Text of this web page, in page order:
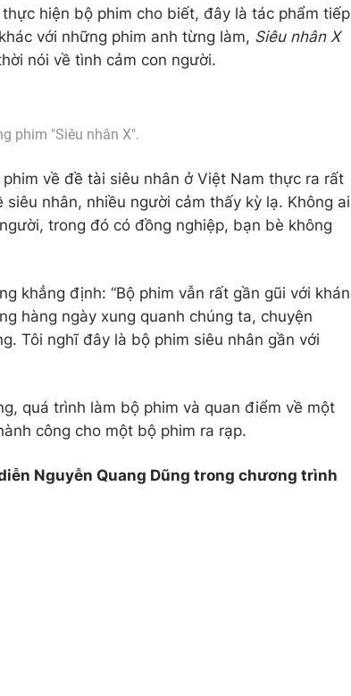
hiện bộ phim cho biết, đây là tác phẩm tiếp
với những phim anh từng làm, Siêu nhân X
nói về tình cảm con người.
phim "Siêu nhân X".
về đề tài siêu nhân ở Việt Nam thực ra rất
nhân, nhiều người cảm thấy kỳ lạ. Không ai
trong đó có đồng nghiệp, bạn bè không
khẳng định: “Bộ phim vẫn rất gần gũi với khán
hàng ngày xung quanh chúng ta, chuyện
Tôi nghĩ đây là bộ phim siêu nhân gần với
quá trình làm bộ phim và quan điểm về một
công cho một bộ phim ra rạp.
Nguyễn Quang Dũng trong chương trình